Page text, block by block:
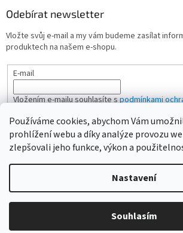
Používáme cookies, abychom Vám
prohlížení webu a díky analýze provozu
zlepšovali jeho funkce, výkon a
Nastavení
Souhlasím
Vážení zákazníci, pokud na eshopu nenajdete
Odebírat newsletter
Vložte svůj e-mail a my vám budeme zasílat
produktech na našem e-shopu.
E-mail
Vložením e-mailu souhlasíte spodmínkami
PŘIHLÁSIT SE
Vytvořil Shoptet
CAMPI-SHOP.cz. Všechna